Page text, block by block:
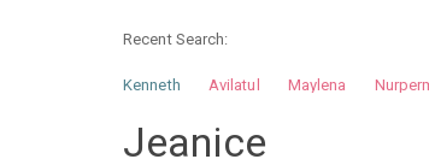
Recent Search:
Kenneth Avilatul Maylena
Jeanice